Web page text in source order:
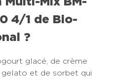
4/1 de Bio-
?
glacé, de crème
et de sorbet qui